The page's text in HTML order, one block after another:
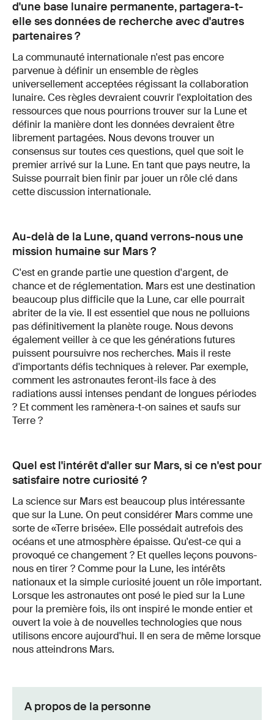
d'une base lunaire permanente, partagera-t-
elle ses données de recherche avec d'autres
partenaires ?
La communauté internationale n'est pas encore
parvenue à définir un ensemble de règles
universellement acceptées régissant la collaboration
lunaire. Ces règles devraient couvrir l'exploitation des
ressources que nous pourrions trouver sur la Lune et
définir la manière dont les données devraient être
librement partagées. Nous devons trouver un
consensus sur toutes ces questions, quel que soit le
premier arrivé sur la Lune. En tant que pays neutre, la
Suisse pourrait bien finir par jouer un rôle clé dans
cette discussion internationale.
Au-delà de la Lune, quand verrons-nous une
mission humaine sur Mars ?
C'est en grande partie une question d'argent, de
chance et de réglementation. Mars est une destination
beaucoup plus difficile que la Lune, car elle pourrait
abriter de la vie. Il est essentiel que nous ne polluions
pas définitivement la planète rouge. Nous devons
également veiller à ce que les générations futures
puissent poursuivre nos recherches. Mais il reste
d'importants défis techniques à relever. Par exemple,
comment les astronautes feront-ils face à des
radiations aussi intenses pendant de longues périodes
? Et comment les ramènera-t-on saines et saufs sur
Terre ?
Quel est l'intérêt d'aller sur Mars, si ce n'est pour
satisfaire notre curiosité ?
La science sur Mars est beaucoup plus intéressante
que sur la Lune. On peut considérer Mars comme une
sorte de «Terre brisée». Elle possédait autrefois des
océans et une atmosphère épaisse. Qu'est-ce qui a
provoqué ce changement ? Et quelles leçons pouvons-
nous en tirer ? Comme pour la Lune, les intérêts
nationaux et la simple curiosité jouent un rôle important.
Lorsque les astronautes ont posé le pied sur la Lune
pour la première fois, ils ont inspiré le monde entier et
ouvert la voie à de nouvelles technologies que nous
utilisons encore aujourd'hui. Il en sera de même lorsque
nous atteindrons Mars.
A propos de la personne